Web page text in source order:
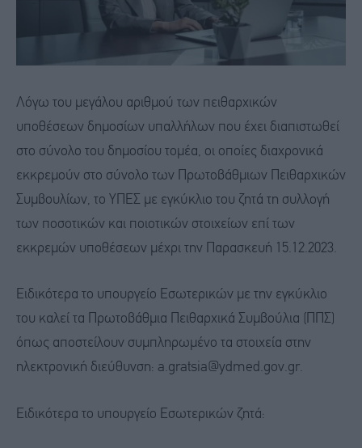
Λόγω του μεγάλου αριθμού των πειθαρχικών
υποθέσεων δημοσίων υπαλλήλων που έχει διαπιστωθεί
στο σύνολο του δημοσίου τομέα, οι οποίες διαχρονικά
εκκρεμούν στο σύνολο των Πρωτοβάθμιων Πειθαρχικών
Συμβουλίων, το ΥΠΕΣ με εγκύκλιο του ζητά τη συλλογή
των ποσοτικών και ποιοτικών στοιχείων επί των
εκκρεμών υποθέσεων μέχρι την Παρασκευή 15.12.2023.
Ειδικότερα το υπουργείο Εσωτερικών με την εγκύκλιο
του καλεί τα Πρωτοβάθμια Πειθαρχικά Συμβούλια (ΠΠΣ)
όπως αποστείλουν συμπληρωμένο τα στοιχεία στην
ηλεκτρονική διεύθυνση: a.gratsia@ydmed.gov.gr.
Ειδικότερα το υπουργείο Εσωτερικών ζητά: